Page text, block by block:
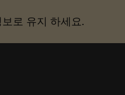
로 유지 하세요.